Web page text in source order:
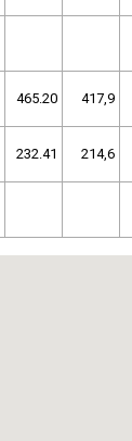
465.20 417,9
232.41 214,6